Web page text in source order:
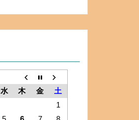
水 木 金
土
1